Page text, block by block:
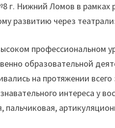
г. Нижний Ломов в рамках
развитию через
профессиональном
образовательной
на протяжении
интереса у
пальчиковая,